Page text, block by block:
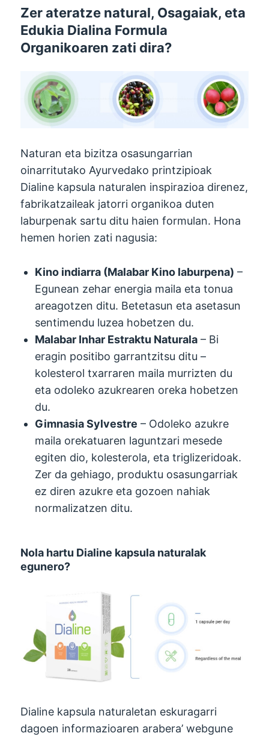
Zer ateratze natural, Osagaiak, eta
Edukia Dialina Formula
Organikoaren zati dira?
Naturan eta bizitza osasungarrian
oinarritutako Ayurvedako printzipioak
Dialine kapsula naturalen inspirazioa direnez,
fabrikatzaileak jatorri organikoa duten
laburpenak sartu ditu haien formulan. Hona
hemen horien zati nagusia:
Kino indiarra (Malabar Kino laburpena) –
Egunean zehar energia maila eta tonua
areagotzen ditu. Betetasun eta asetasun
sentimendu luzea hobetzen du.
Malabar Inhar Estraktu Naturala – Bi
eragin positibo garrantzitsu ditu –
kolesterol txarraren maila murrizten du
eta odoleko azukrearen oreka hobetzen
du.
Gimnasia Sylvestre – Odoleko azukre
maila orekatuaren laguntzari mesede
egiten dio, kolesterola, eta triglizeridoak.
Zer da gehiago, produktu osasungarriak
ez diren azukre eta gozoen nahiak
normalizatzen ditu.
Nola hartu Dialine kapsula naturalak
egunero?
Dialine kapsula naturaletan eskuragarri
dagoen informazioaren arabera’ webgune